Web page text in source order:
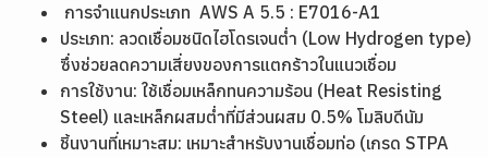
การจำแนกประเภท AWS A 5.5 : E7016-A1
ประเภท: ลวดเชื่อมชนิดไฮโดรเจนต่ำ (Low Hydrogen type)
ซึ่งช่วยลดความเสี่ยงของการแตกร้าวในแนวเชื่อม
การใช้งาน: ใช้เชื่อมเหล็กทนความร้อน (Heat Resisting
Steel) และเหล็กผสมต่ำที่มีส่วนผสม 0.5% โมลิบดีนัม
ชิ้นงานที่เหมาะสม: เหมาะสำหรับงานเชื่อมท่อ (เกรด STPA